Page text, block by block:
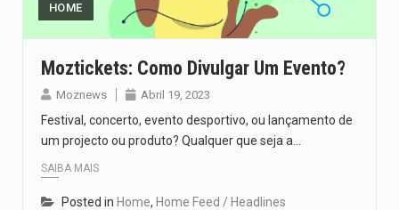
HOME
Moztickets: Como Divulgar Um Evento?
Moznews Abril 19, 2023
Festival, concerto, evento desportivo, ou lançamento de
um projecto ou produto? Qualquer que seja a…
SAIBA MAIS
Posted in Home, Home Feed / Headlines